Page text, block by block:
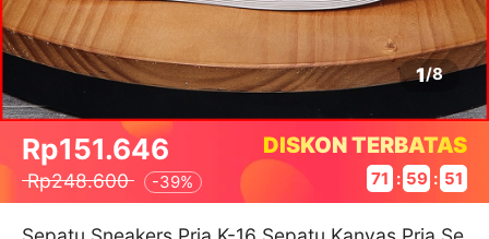
1/8
Rp151.646
Rp248.600 -39%
DISKON TERBATAS
71 : 59 : 50